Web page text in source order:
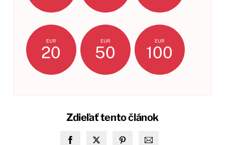
EUR
20
EUR
50
EUR
100
Zdieľať tento článok